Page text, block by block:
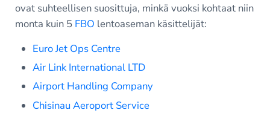
ovat suhteellisen suosittuja, minkä vuoksi kohtaat niin
monta kuin 5 FBO lentoaseman käsittelijät:
Euro Jet Ops Centre
Air Link International LTD
Airport Handling Company
Chisinau Aeroport Service